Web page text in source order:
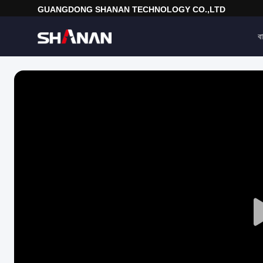
GUANGDONG SHANAN TECHNOLOGY CO.,LTD